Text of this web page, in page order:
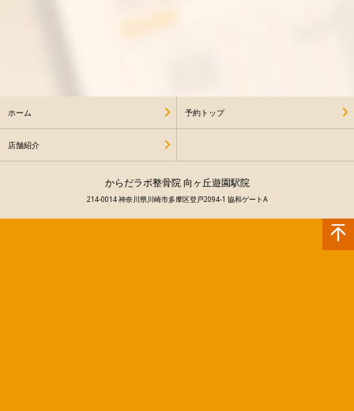
ホーム 予約トップ
店舗紹介
からだラボ整骨院 向ヶ丘遊園駅院
214-0014 神奈川県川崎市多摩区登戸2094-1 協和ゲートA